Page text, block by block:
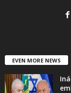
EVEN MORE NEWS